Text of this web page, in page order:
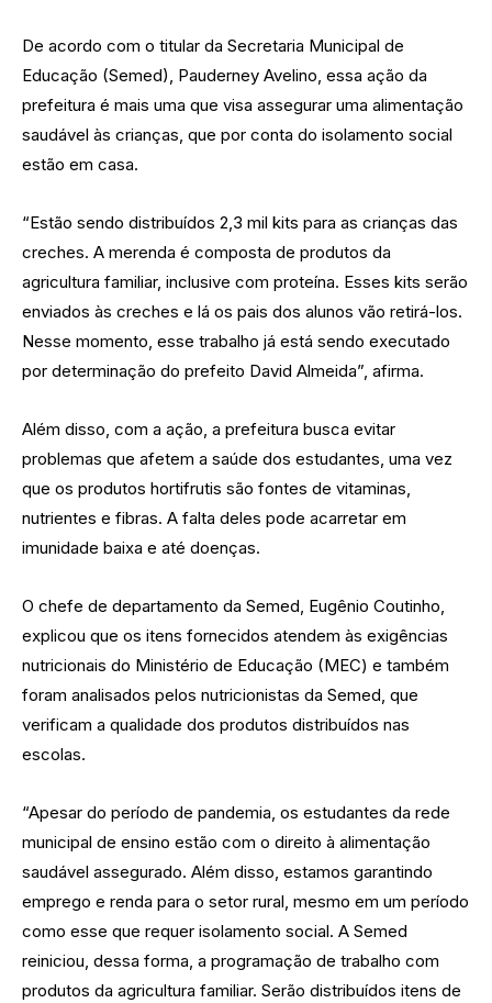
De acordo com o titular da Secretaria Municipal de
Educação (Semed), Pauderney Avelino, essa ação da
prefeitura é mais uma que visa assegurar uma alimentação
saudável às crianças, que por conta do isolamento social
estão em casa.
“Estão sendo distribuídos 2,3 mil kits para as crianças das
creches. A merenda é composta de produtos da
agricultura familiar, inclusive com proteína. Esses kits serão
enviados às creches e lá os pais dos alunos vão retirá-los.
Nesse momento, esse trabalho já está sendo executado
por determinação do prefeito David Almeida”, afirma.
Além disso, com a ação, a prefeitura busca evitar
problemas que afetem a saúde dos estudantes, uma vez
que os produtos hortifrutis são fontes de vitaminas,
nutrientes e fibras. A falta deles pode acarretar em
imunidade baixa e até doenças.
O chefe de departamento da Semed, Eugênio Coutinho,
explicou que os itens fornecidos atendem às exigências
nutricionais do Ministério de Educação (MEC) e também
foram analisados pelos nutricionistas da Semed, que
verificam a qualidade dos produtos distribuídos nas
escolas.
“Apesar do período de pandemia, os estudantes da rede
municipal de ensino estão com o direito à alimentação
saudável assegurado. Além disso, estamos garantindo
emprego e renda para o setor rural, mesmo em um período
como esse que requer isolamento social. A Semed
reiniciou, dessa forma, a programação de trabalho com
produtos da agricultura familiar. Serão distribuídos itens de